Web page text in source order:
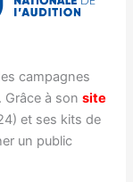
campagnes
Grâce à sonsite
et ses kits de
un public